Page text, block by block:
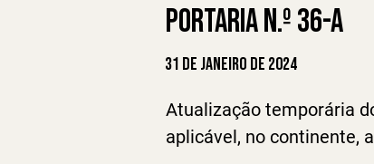
PORTARIA N.º 36-A
31 de janeiro de 2024
Atualização temporária
aplicável, no continente,